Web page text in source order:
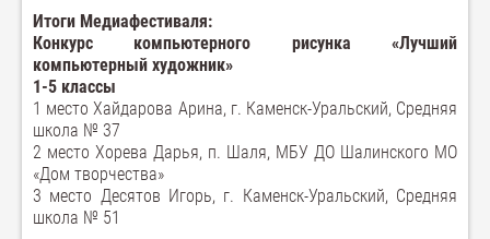
Итоги Медиафестиваля:
Конкурс компьютерного рисунка «Лучший
компьютерный художник»
1-5 классы
1 место Хайдарова Арина, г. Каменск-Уральский, Средняя
школа № 37
2 место Хорева Дарья, п. Шаля, МБУ ДО Шалинского МО
«Дом творчества»
3 место Десятов Игорь, г. Каменск-Уральский, Средняя
школа № 51